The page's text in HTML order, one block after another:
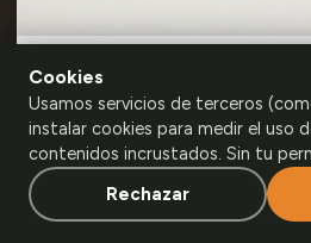
1 / 9
Desliza o arrastra para pasar
Habanero · carta digital de
Cookies
Usamos servicios de terceros
instalar cookies para medir el uso
contenidos incrustados. Sin tu
Rechazar
Usamos solo cookies técnicas
web funcione. No usamos
publicidad.Más información.